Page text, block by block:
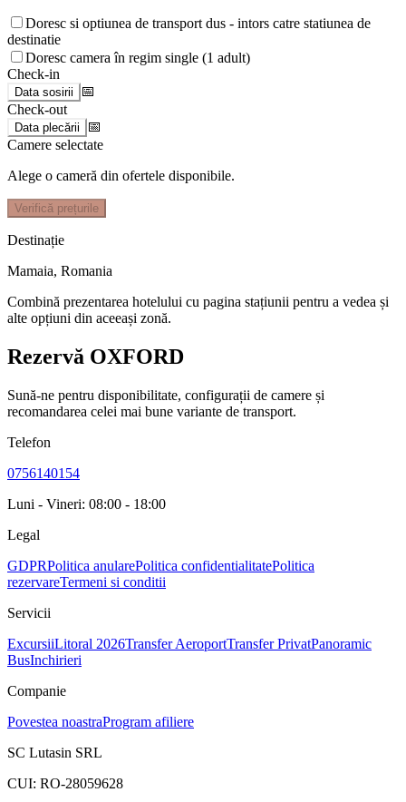
Doresc si optiunea de transport dus - intors catre statiunea de
destinatie
Doresc camera în regim single (1 adult)
Check-in
Data sosirii
📅
Check-out
Data plecării
📅
Camere selectate
Alege o cameră din ofertele disponibile.
Verifică prețurile
Destinație
Mamaia, Romania
Combină prezentarea hotelului cu pagina stațiunii pentru a vedea și
alte opțiuni din aceeași zonă.
Rezervă OXFORD
Sună-ne pentru disponibilitate, configurații de camere și
recomandarea celei mai bune variante de transport.
Telefon
0756140154
Luni - Vineri: 08:00 - 18:00
Legal
GDPRPolitica anularePolitica confidentialitatePolitica
rezervareTermeni si conditii
Servicii
ExcursiiLitoral 2026Transfer AeroportTransfer PrivatPanoramic
BusInchirieri
Companie
Povestea noastraProgram afiliere
SC Lutasin SRL
CUI: RO-28059628